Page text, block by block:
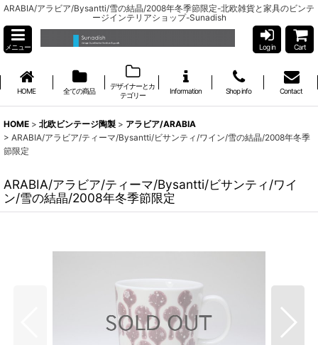
ARABIA/アラビア/Bysantti/雪の結晶/2008年冬季節限定-北欧雑貨と家具のビンテ
ージインテリアショップ-Sunadish
メニュー Log in Cart
HOME 全ての商品
デザイナーとカ
テゴリー
Information Shop info Contact
HOME > 北欧ビンテージ陶製 > アラビア/ARABIA
> ARABIA/アラビア/ティーマ/Bysantti/ビサンティ/ワイン/雪の結晶/2008年冬季
節限定
ARABIA/アラビア/ティーマ/Bysantti/ビサンティ/ワイ
ン/雪の結晶/2008年冬季節限定